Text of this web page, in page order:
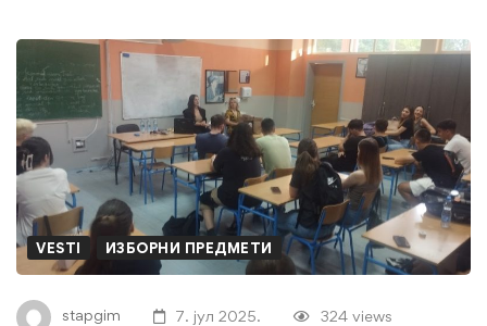
Стручна
посета
из
фризерског
салона
Аny
VESTI ИЗБОРНИ ПРЕДМЕТИ
stapgim 7. јул 2025. 324 views